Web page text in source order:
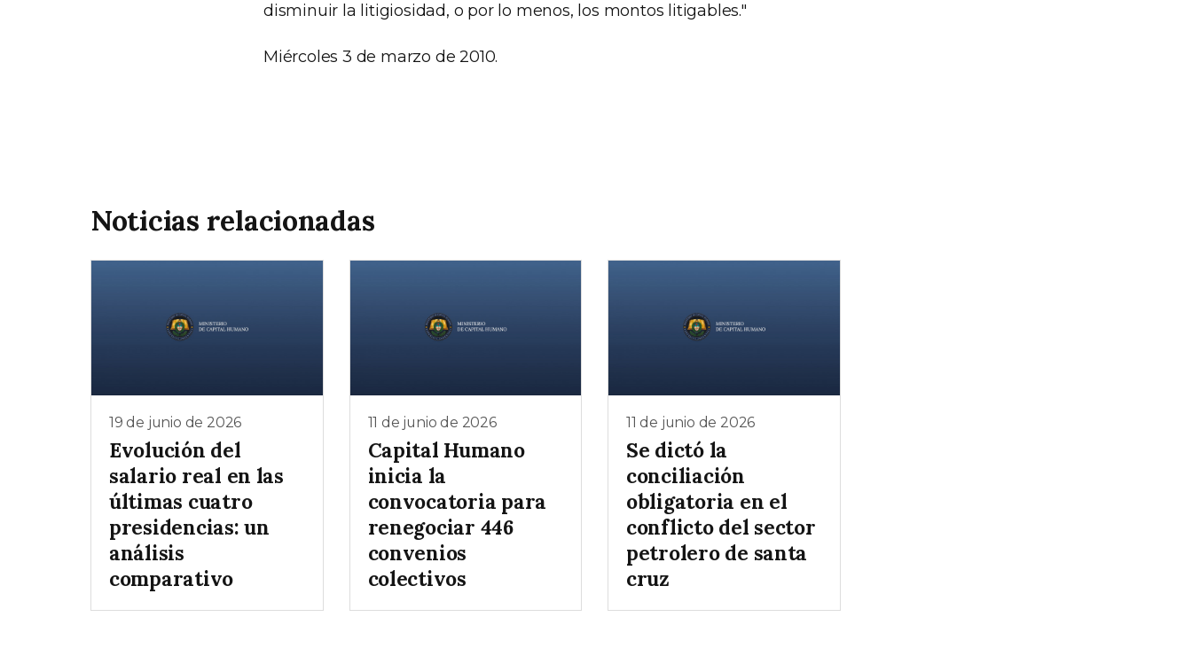
disminuir la litigiosidad, o por lo menos, los montos litigables."
Miércoles 3 de marzo de 2010.
Noticias relacionadas
19 de junio de 2026
Evolución del
salario real en las
últimas cuatro
presidencias: un
análisis
comparativo
11 de junio de 2026
Capital Humano
inicia la
convocatoria para
renegociar 446
convenios
colectivos
11 de junio de 2026
Se dictó la
conciliación
obligatoria en el
conflicto del sector
petrolero de santa
cruz